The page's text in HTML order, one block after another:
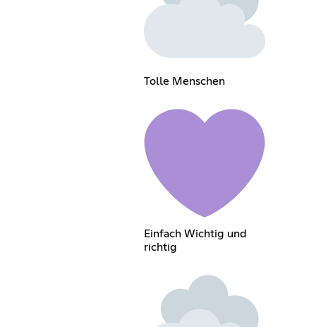
Tolle Menschen
Einfach Wichtig und
richtig